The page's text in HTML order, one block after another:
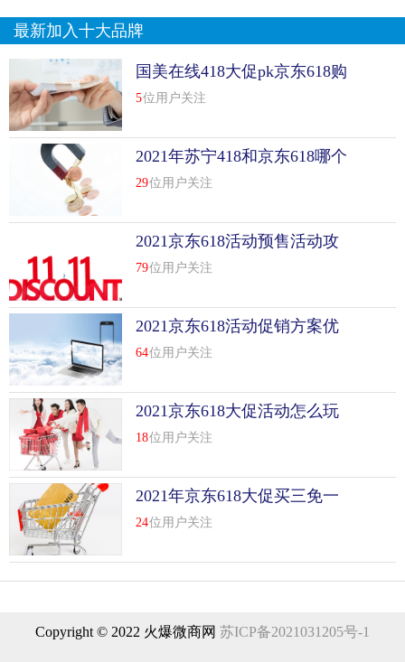
最新加入十大品牌
国美在线418大促pk京东618购
物节
5位用户关注
2021年苏宁418和京东618哪个
更便宜
29位用户关注
2021京东618活动预售活动攻
略
79位用户关注
2021京东618活动促销方案优
秀范文
64位用户关注
2021京东618大促活动怎么玩
18位用户关注
2021年京东618大促买三免一
24位用户关注
Copyright © 2022 火爆微商网 苏ICP备2021031205号-1